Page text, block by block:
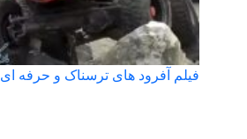
فیلم آفرود های ترسناک و حرفه ای